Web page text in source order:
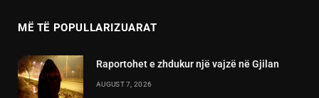
MË TË POPULLARIZUARAT
Raportohet e zhdukur një vajzë në Gjilan
AUGUST 7, 2026